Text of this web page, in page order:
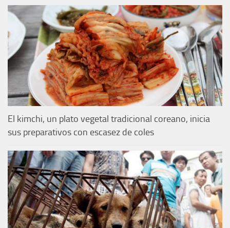
El kimchi, un plato vegetal tradicional coreano, inicia
sus preparativos con escasez de coles